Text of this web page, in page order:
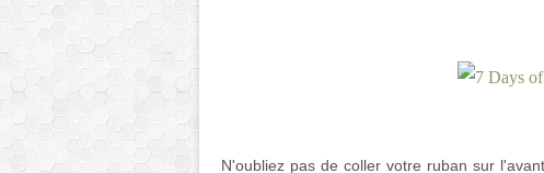
N'oubliez pas de coller votre ruban sur